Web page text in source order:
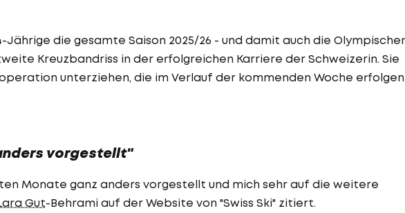
Jährige die gesamte Saison 2025/26 - und damit auch die
Kreuzbandriss in der erfolgreichen Karriere der Schweizerin. Sie
unterziehen, die im Verlauf der kommenden Woche erfolgen
vorgestellt"
Monate ganz anders vorgestellt und mich sehr auf die weitere
Gut-Behrami auf der Website von "Swiss Ski" zitiert.